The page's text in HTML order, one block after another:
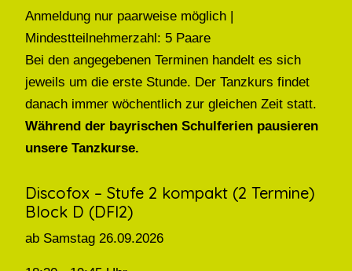
Anmeldung nur paarweise möglich |
Mindestteilnehmerzahl: 5 Paare
Bei den angegebenen Terminen handelt es sich
jeweils um die erste Stunde. Der Tanzkurs findet
danach immer wöchentlich zur gleichen Zeit statt.
Während der bayrischen Schulferien pausieren
unsere Tanzkurse.
Discofox – Stufe 2 kompakt (2 Termine)
Block D (DFl2)
ab Samstag 26.09.2026